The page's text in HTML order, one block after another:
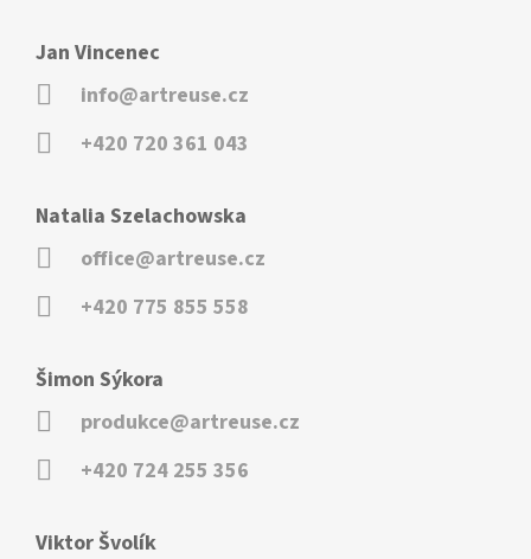
Jan Vincenec
info@artreuse.cz
+420 720 361 043
Natalia Szelachowska
office@artreuse.cz
+420 775 855 558
Šimon Sýkora
produkce@artreuse.cz
+420 724 255 356
Viktor Švolík